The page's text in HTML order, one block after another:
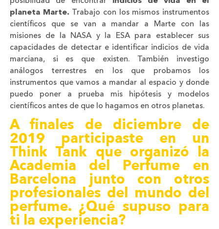
planeta Marte. Trabajo con los mismos instrumentos
científicos que se van a mandar a Marte con las
misiones de la NASA y la ESA para establecer sus
capacidades de detectar e identificar indicios de vida
marciana, si es que existen. También investigo
análogos terrestres en los que probamos los
instrumentos que vamos a mandar al espacio y donde
puedo poner a prueba mis hipótesis y modelos
científicos antes de que lo hagamos en otros planetas.
A finales de diciembre de
2019 participaste en un
Think Tank que organizó la
Academia del Perfume en
Barcelona junto con otros
profesionales del mundo del
perfume. ¿Qué supuso para
ti la experiencia?